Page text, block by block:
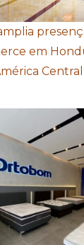
em
Central